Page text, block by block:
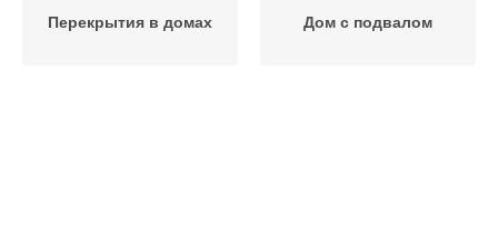
Перекрытия в домах Дом с подвалом